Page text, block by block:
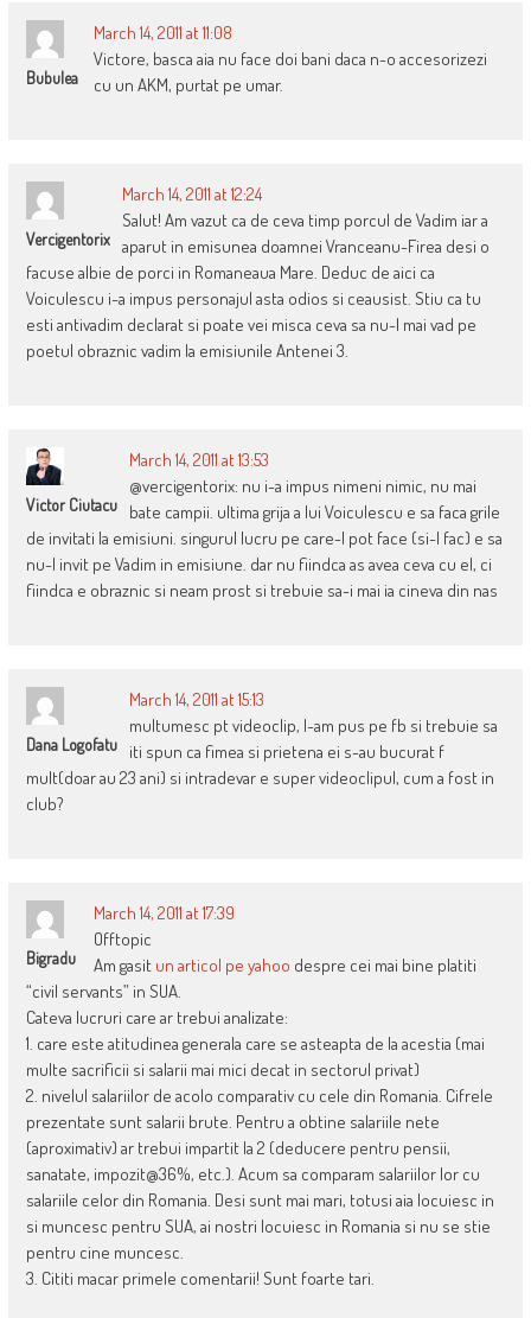
Bubulea
March 14, 2011 at 11:08
Victore, basca aia nu face doi bani daca n-o accesorizezi
cu un AKM, purtat pe umar.
Vercigentorix
March 14, 2011 at 12:24
Salut! Am vazut ca de ceva timp porcul de Vadim iar a
aparut in emisunea doamnei Vranceanu-Firea desi o
facuse albie de porci in Romaneaua Mare. Deduc de aici ca
Voiculescu i-a impus personajul asta odios si ceausist. Stiu ca tu
esti antivadim declarat si poate vei misca ceva sa nu-l mai vad pe
poetul obraznic vadim la emisiunile Antenei 3.
Victor Ciutacu
March 14, 2011 at 13:53
@vercigentorix: nu i-a impus nimeni nimic, nu mai
bate campii. ultima grija a lui Voiculescu e sa faca grile
de invitati la emisiuni. singurul lucru pe care-l pot face (si-l fac) e sa
nu-l invit pe Vadim in emisiune. dar nu fiindca as avea ceva cu el, ci
fiindca e obraznic si neam prost si trebuie sa-i mai ia cineva din nas
Dana Logofatu
March 14, 2011 at 15:13
multumesc pt videoclip, l-am pus pe fb si trebuie sa
iti spun ca fimea si prietena ei s-au bucurat f
mult(doar au 23 ani) si intradevar e super videoclipul, cum a fost in
club?
Bigradu
March 14, 2011 at 17:39
Offtopic
Am gasit un articol pe yahoo despre cei mai bine platiti
“civil servants” in SUA.
Cateva lucruri care ar trebui analizate:
1. care este atitudinea generala care se asteapta de la acestia (mai
multe sacrificii si salarii mai mici decat in sectorul privat)
2. nivelul salariilor de acolo comparativ cu cele din Romania. Cifrele
prezentate sunt salarii brute. Pentru a obtine salariile nete
(aproximativ) ar trebui impartit la 2 (deducere pentru pensii,
sanatate, impozit@36%, etc.). Acum sa comparam salariilor lor cu
salariile celor din Romania. Desi sunt mai mari, totusi aia locuiesc in
si muncesc pentru SUA, ai nostri locuiesc in Romania si nu se stie
pentru cine muncesc.
3. Cititi macar primele comentarii! Sunt foarte tari.